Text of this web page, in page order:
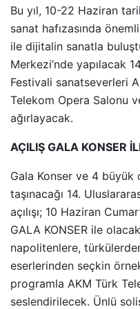
Bu yıl, 10-22 Haziran
sanat hafızasında
ile dijitalin sanatla
Merkezi’nde yapılacak
Festivali sanatseverleri
Telekom Opera Salonu
ağırlayacak.
AÇILIŞ GALA KONSER
Gala Konser ve 4 büyük
taşınacağı 14.
açılışı; 10 Haziran
GALA KONSER ile
napolitenlere,
eserlerinden seçkin
programla AKM Türk
seslendirilecek. Ünlü